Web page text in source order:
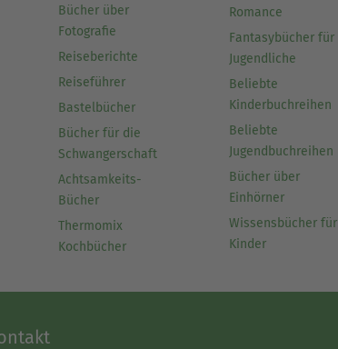
Bücher über
Fotografie
Reiseberichte
Reiseführer
Bastelbücher
Bücher für die
Schwangerschaft
Achtsamkeits-
Bücher
Thermomix
Kochbücher
Romance
Fantasybücher für
Jugendliche
Beliebte
Kinderbuchreihen
Beliebte
Jugendbuchreihen
Bücher über
Einhörner
Wissensbücher für
Kinder